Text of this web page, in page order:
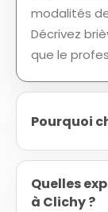
modalités
Décrivez
que le
Pourquoi
Quelles
à Clichy ?